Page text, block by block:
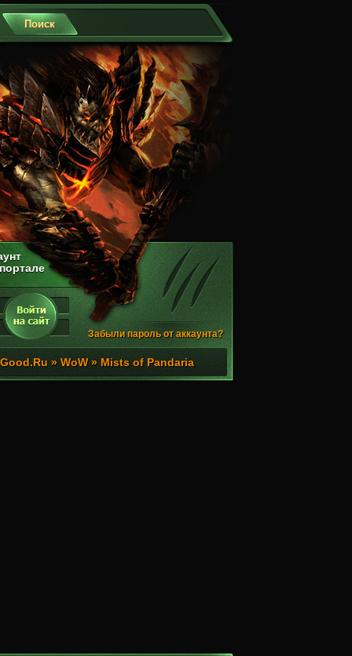
Забыли пароль от аккаунта?
» WoW » Mists of Pandaria